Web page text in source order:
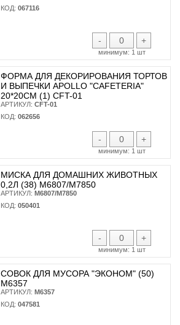
КОД: 067116
- +
минимум: 1 шт
ФОРМА ДЛЯ ДЕКОРИРОВАНИЯ ТОРТОВ
И ВЫПЕЧКИ APOLLO "CAFETERIA"
20*20СМ (1) CFT-01
АРТИКУЛ: CFT-01
КОД: 062656
- +
минимум: 1 шт
МИСКА ДЛЯ ДОМАШНИХ ЖИВОТНЫХ
0,2Л (38) М6807/М7850
АРТИКУЛ: М6807/М7850
КОД: 050401
- +
минимум: 1 шт
СОВОК ДЛЯ МУСОРА "ЭКОНОМ" (50)
М6357
АРТИКУЛ: М6357
КОД: 047581